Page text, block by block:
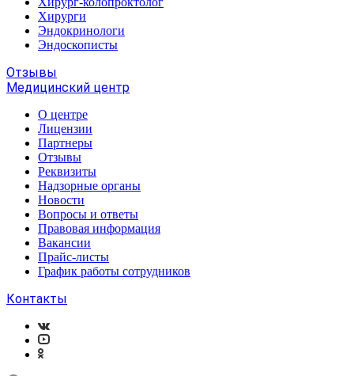
Хирурги
Эндокринологи
Эндоскописты
Отзывы
Медицинский центр
О центре
Лицензии
Партнеры
Отзывы
Реквизиты
Надзорные органы
Новости
Вопросы и ответы
Правовая информация
Вакансии
Прайс-листы
График работы сотрудников
Контакты